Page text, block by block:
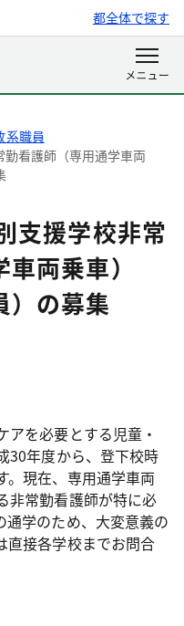
都全体で探す
系職員
看護師（専用通学車両
支援学校非常
両乗車）
）の募集
アを必要とする児童・
30年度から、登下校時
。現在、専用通学車両
非常勤看護師が特に必
通学のため、大変意義の
直接各学校までお問合